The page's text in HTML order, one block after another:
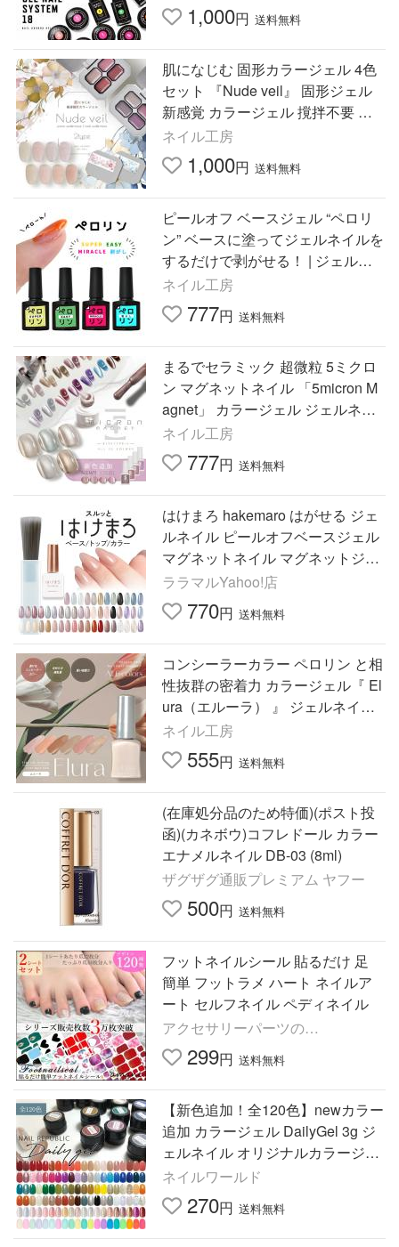
1,000円 送料無料
肌になじむ 固形カラージェル 4色
セット 『Nude veil』 固形ジェル
新感覚 カラージェル 撹拌不要 ジ
ェルネイル ラメ
ネイル工房
1,000円 送料無料
ピールオフ ベースジェル “ペロリ
ン” ベースに塗ってジェルネイルを
するだけで剥がせる！ | ジェルネ
イル はがせる
ネイル工房
777円 送料無料
まるでセラミック 超微粒 5ミクロ
ン マグネットネイル 「5micron M
agnet」 カラージェル ジェルネイ
ル
ネイル工房
777円 送料無料
はけまろ hakemaro はがせる ジェ
ルネイル ピールオフベースジェル
マグネットネイル マグネットジェ
ル マグネット ピールオフ ネイル
セルフネイル
ララマルYahoo!店
770円 送料無料
コンシーラーカラー ペロリン と相
性抜群の密着力 カラージェル『 El
ura（エルーラ） 』 ジェルネイル |
カラー ポリッシュ ネイル
ネイル工房
555円 送料無料
(在庫処分品のため特価)(ポスト投
函)(カネボウ)コフレドール カラー
エナメルネイル DB-03 (8ml)
ザグザグ通販プレミアム ヤフー
500円 送料無料
フットネイルシール 貼るだけ 足
簡単 フットラメ ハート ネイルア
ート セルフネイル ペディネイル
アクセサリーパーツの
handmade.amane
299円 送料無料
【新色追加！全120色】newカラー
追加 カラージェル DailyGel 3g ジ
ェルネイル オリジナルカラージェ
ル ホイップのような塗り心地 ネイ
ルカラー セルフネイル
ネイルワールド
270円 送料無料